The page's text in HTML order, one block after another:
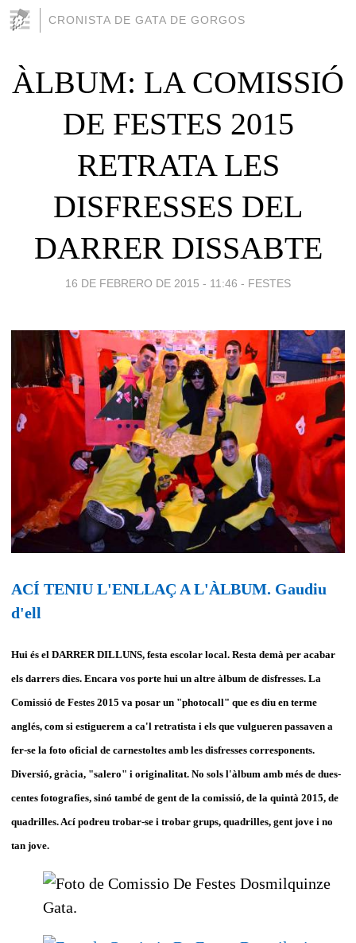
CRONISTA DE GATA DE GORGOS
ÀLBUM: LA COMISSIÓ
DE FESTES 2015
RETRATA LES
DISFRESSES DEL
DARRER DISSABTE
16 DE FEBRERO DE 2015 - 11:46 - FESTES
ACÍ TENIU L'ENLLAÇ A L'ÀLBUM. Gaudiu
d'ell
Hui és el DARRER DILLUNS, festa escolar local. Resta demà per acabar
els darrers dies. Encara vos porte hui un altre àlbum de disfresses. La
Comissió de Festes 2015 va posar un "photocall" que es diu en terme
anglés, com si estiguerem a ca'l retratista i els que vulgueren passaven a
fer-se la foto oficial de carnestoltes amb les disfresses corresponents.
Diversió, gràcia, "salero" i originalitat. No sols l'àlbum amb més de dues-
centes fotografies, sinó també de gent de la comissió, de la quintà 2015, de
quadrilles. Ací podreu trobar-se i trobar grups, quadrilles, gent jove i no
tan jove.